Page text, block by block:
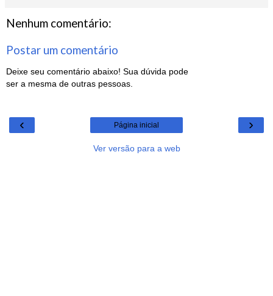
Nenhum comentário:
Postar um comentário
Deixe seu comentário abaixo! Sua dúvida pode
ser a mesma de outras pessoas.
‹ ›
Página inicial
Ver versão para a web